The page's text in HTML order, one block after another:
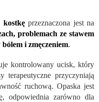
kostkęprzeznaczona jest na
problemach ze stawem
i zmęczeniem.
kontrolowany ucisk, który
terapeutyczne przyczyniają
ruchową. Opaska jest
odpowiednia zarówno dla